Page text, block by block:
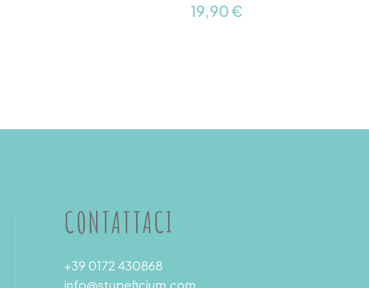
19,90 €
CONTATTACI
+39 0172 430868
info@stupeficium.com